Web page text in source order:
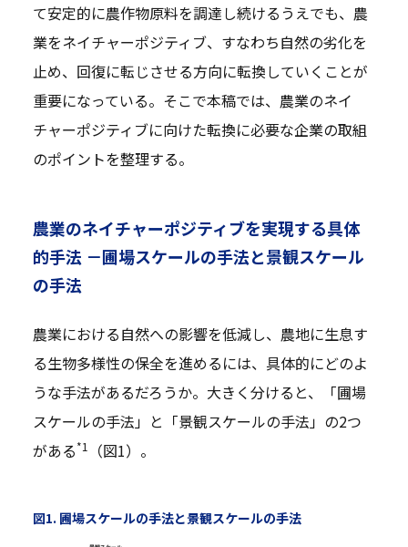
て安定的に農作物原料を調達し続けるうえでも、農
業をネイチャーポジティブ、すなわち自然の劣化を
止め、回復に転じさせる方向に転換していくことが
重要になっている。そこで本稿では、農業のネイ
チャーポジティブに向けた転換に必要な企業の取組
のポイントを整理する。
農業のネイチャーポジティブを実現する具体
的手法 －圃場スケールの手法と景観スケール
の手法
農業における自然への影響を低減し、農地に生息す
る生物多様性の保全を進めるには、具体的にどのよ
うな手法があるだろうか。大きく分けると、「圃場
スケールの手法」と「景観スケールの手法」の2つ
がある*1 （図1）。
図1. 圃場スケールの手法と景観スケールの手法